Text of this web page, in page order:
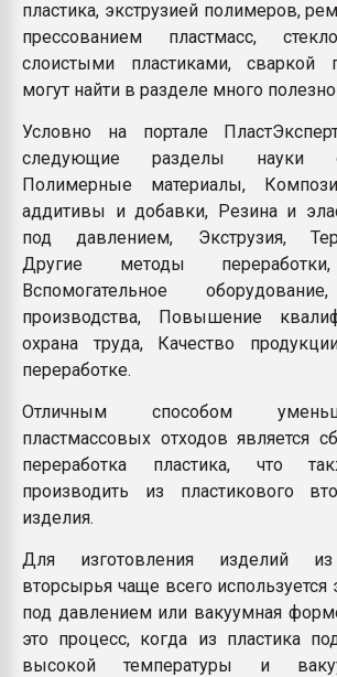
пластика, экструзией полимеров,
прессованием пластмасс,
слоистыми пластиками, сваркой
могут найти в разделе много
Условно на портале
следующие разделы науки
Полимерные материалы,
аддитивы и добавки, Резина и
под давлением, Экструзия,
Другие методы переработки,
Вспомогательное
производства, Повышение
охрана труда, Качество
переработке.
Отличным способом
пластмассовых отходов является
переработка пластика, что
производить из пластикового
изделия.
Для изготовления изделий из
вторсырья чаще всего используется
под давлением или вакуумная
это процесс, когда из пластика
высокой температуры и